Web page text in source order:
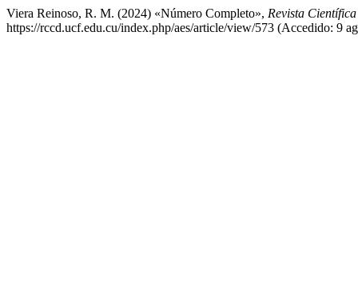
Viera Reinoso, R. M. (2024) «Número Completo», Revista
https://rccd.ucf.edu.cu/index.php/aes/article/view/573 (Accedido: 9